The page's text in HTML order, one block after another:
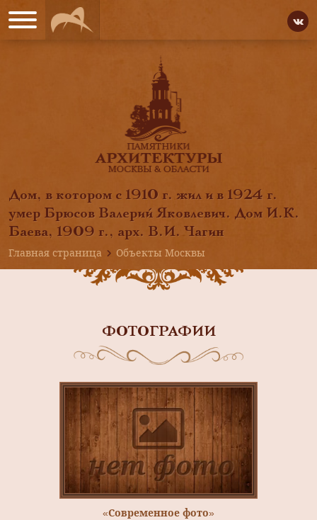
Дом, в котором с 1910 г. жил и в 1924 г.
умер Брюсов Валерий Яковлевич. Дом И.К.
Баева, 1909 г., арх. В.И. Чагин
Главная страница
Объекты Москвы
ФОТОГРАФИИ
«Современное фото»